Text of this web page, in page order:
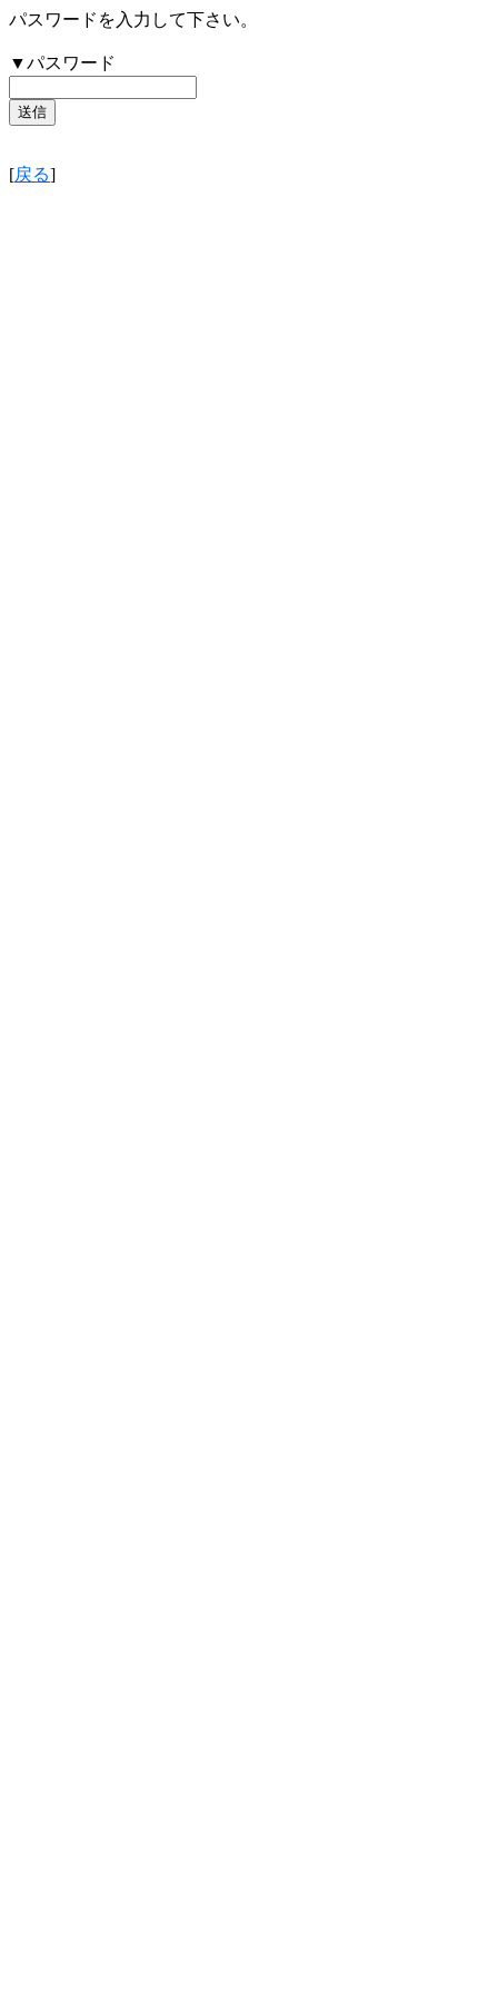
パスワードを入力して下さい。
▼パスワード
[戻る]